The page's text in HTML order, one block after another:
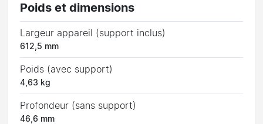
Poids et dimensions
Largeur appareil (support inclus)
612,5 mm
Poids (avec support)
4,63 kg
Profondeur (sans support)
46,6 mm